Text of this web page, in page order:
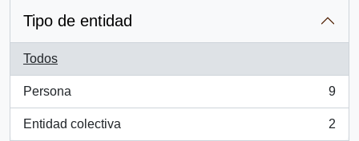
Tipo de entidad
Todos
Persona
, 9 resultados
9
Entidad colectiva
, 2 resultados
2